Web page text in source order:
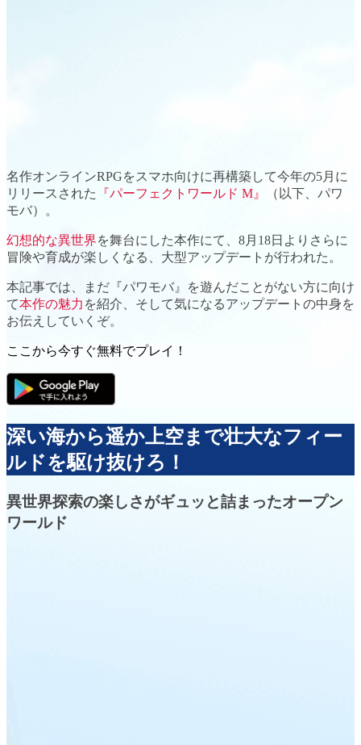
名作オンラインRPGをスマホ向けに再構築して今年の5月に
リリースされた
『パーフェクトワールド M』
（以下、パワ
モバ）。
幻想的な異世界を舞台にした本作にて、8月18日よりさらに
冒険や育成が楽しくなる、 大型アップデート が行われた。
本記事では、まだ 『パワモバ』を遊んだことがない方に向け
て本作の魅力 を紹介、そして気になるアップデートの中身を
お伝えしていくぞ。
ここから今すぐ無料でプレイ！
深い海から遥か上空まで壮大なフィー
ルドを駆け抜けろ！
異世界探索の楽しさがギュッと詰まったオープン
ワールド